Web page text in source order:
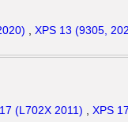
XPS 13 (9305,
(L702X 2011) XPS